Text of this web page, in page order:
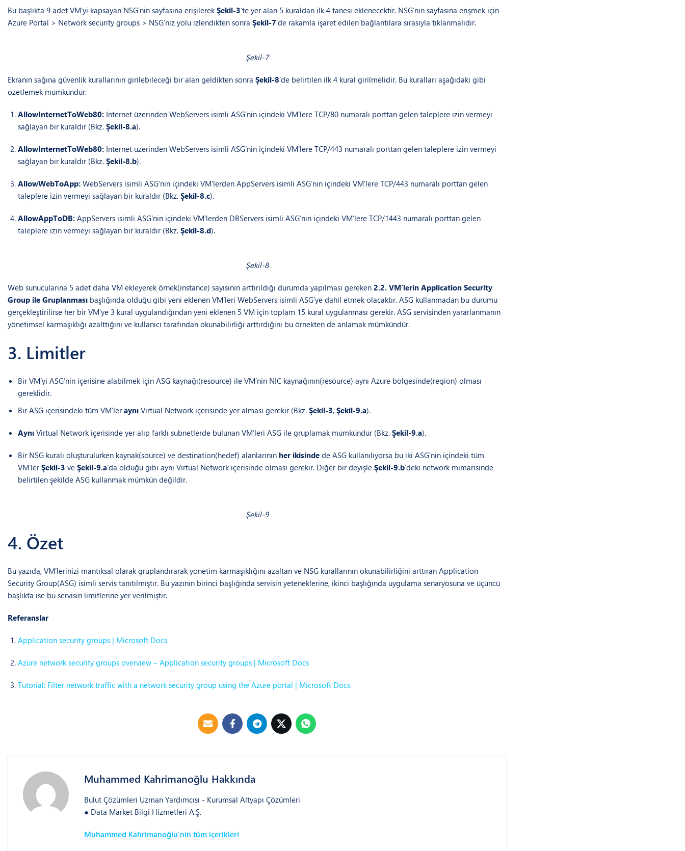
Bu başlıkta 9 adet VM’yi kapsayan NSG’nin sayfasına erişilerekŞekil-3’te yer alan 5 kuraldan ilk 4 tanesi eklenecektir. NSG’nin sayfasına erişmek için
Azure Portal > Network security groups > NSG’niz yolu izlendikten sonra Şekil-7’de rakamla işaret edilen bağlantılara sırasıyla tıklanmalıdır.
Şekil-7
Ekranın sağına güvenlik kurallarının girilebileceği bir alan geldikten sonra Şekil-8’de belirtilen ilk 4 kural girilmelidir. Bu kuralları aşağıdaki gibi
özetlemek mümkündür:
AllowInternetToWeb80: Internet üzerinden WebServers isimli ASG’nin içindeki VM’lere TCP/80 numaralı porttan gelen taleplere izin vermeyi
sağlayan bir kuraldır (Bkz. Şekil-8.a).
AllowInternetToWeb80: Internet üzerinden WebServers isimli ASG’nin içindeki VM’lere TCP/443 numaralı porttan gelen taleplere izin vermeyi
sağlayan bir kuraldır (Bkz. Şekil-8.b).
AllowWebToApp: WebServers isimli ASG’nin içindeki VM’lerden AppServers isimli ASG’nin içindeki VM’lere TCP/443 numaralı porttan gelen
taleplere izin vermeyi sağlayan bir kuraldır (Bkz. Şekil-8.c).
AllowAppToDB: AppServers isimli ASG’nin içindeki VM’lerden DBServers isimli ASG’nin içindeki VM’lere TCP/1443 numaralı porttan gelen
taleplere izin vermeyi sağlayan bir kuraldır (Bkz. Şekil-8.d).
Şekil-8
Web sunucularına 5 adet daha VM ekleyerek örnek(instance) sayısının arttırıldığı durumda yapılması gereken 2.2. VM’lerin Application Security
Group ile Gruplanması başlığında olduğu gibi yeni eklenen VM’leri WebServers isimli ASG’ye dahil etmek olacaktır. ASG kullanmadan bu durumu
gerçekleştirilirse her bir VM’ye 3 kural uygulandığından yeni eklenen 5 VM için toplam 15 kural uygulanması gerekir. ASG servisinden yararlanmanın
yönetimsel karmaşıklığı azalttığını ve kullanıcı tarafından okunabilirliği arttırdığını bu örnekten de anlamak mümkündür.
3. Limitler
Bir VM’yi ASG’nin içerisine alabilmek için ASG kaynağı(resource) ile VM’nin NIC kaynağının(resource) aynı Azure bölgesinde(region) olması
gereklidir.
Bir ASG içerisindeki tüm VM’leraynı Virtual Network içerisinde yer alması gerekir (Bkz. Şekil-3, Şekil-9.a).
Aynı Virtual Network içerisinde yer alıp farklı subnetlerde bulunan VM’leri ASG ile gruplamak mümkündür (Bkz. Şekil-9.a).
Bir NSG kuralı oluşturulurken kaynak(source) ve destination(hedef) alanlarının her ikisinde de ASG kullanılıyorsa bu iki ASG’nin içindeki tüm
VM’lerŞekil-3 ve Şekil-9.a‘da olduğu gibi aynı Virtual Network içerisinde olması gerekir. Diğer bir deyişle Şekil-9.b‘deki network mimarisinde
belirtilen şekilde ASG kullanmak mümkün değildir.
Şekil-9
4. Özet
Bu yazıda, VM’lerinizi mantıksal olarak gruplandırarak yönetim karmaşıklığını azaltan ve NSG kurallarının okunabilirliğini arttıran Application
Security Group(ASG) isimli servis tanıtılmıştır. Bu yazının birinci başlığında servisin yeteneklerine, ikinci başlığında uygulama senaryosuna ve üçüncü
başlıkta ise bu servisin limitlerine yer verilmiştir.
Referanslar
Application security groups | Microsoft Docs
Azure network security groups overview – Application security groups | Microsoft Docs
Tutorial: Filter network traffic with a network security group using the Azure portal | Microsoft Docs
Muhammed Kahrimanoğlu Hakkında
Bulut Çözümleri Uzman Yardımcısı - Kurumsal Altyapı Çözümleri
● Data Market Bilgi Hizmetleri A.Ş.
Muhammed Kahrimanoğlu’nin tüm içerikleri